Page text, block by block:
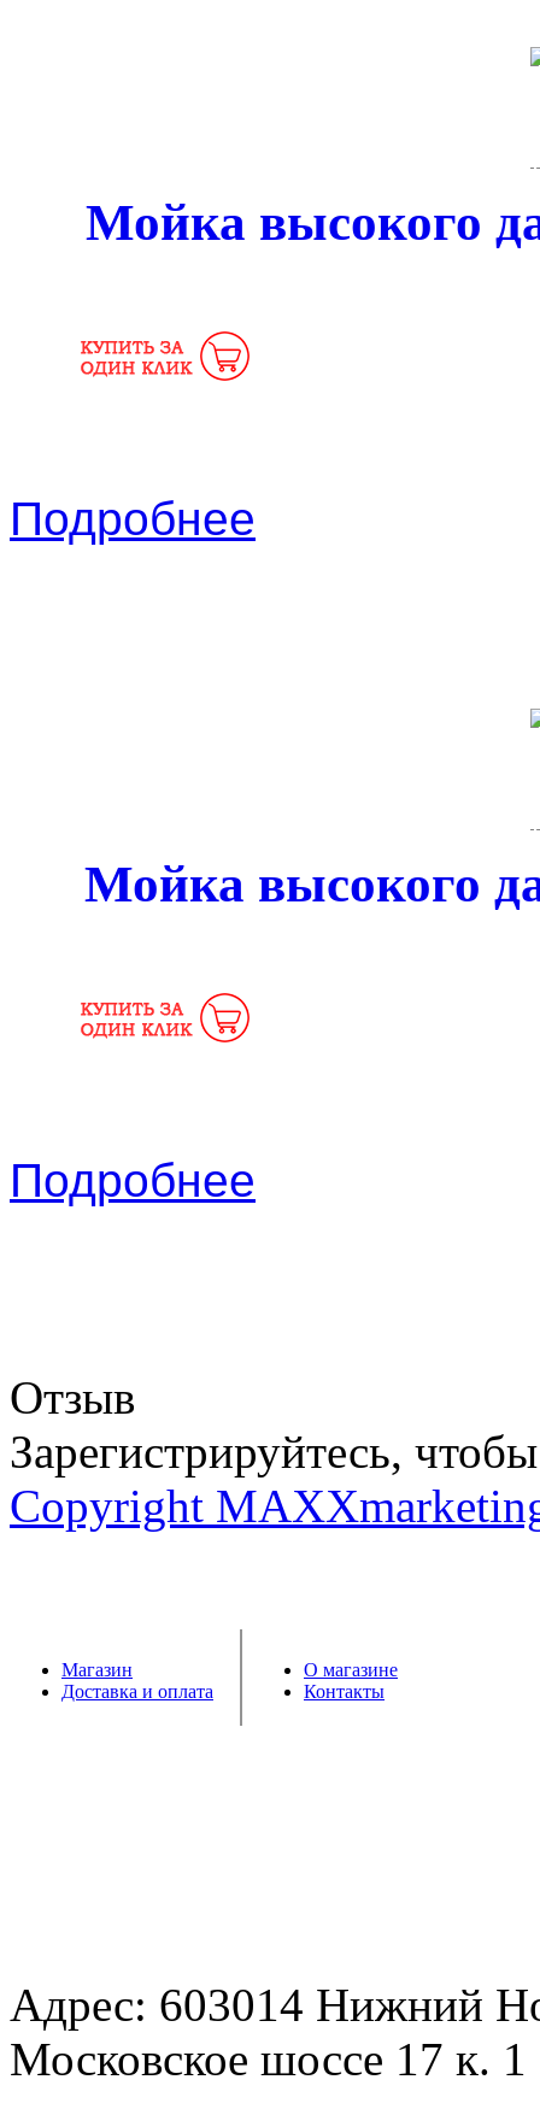
Мойка высокого
Подробнее
Мойка высокого
Подробнее
Отзыв
Зарегистрируйтесь,
Copyright
Магазин
Доставка и оплата
О магазине
Контакты
Адрес: 603014 Нижний
Московское шоссе 17 к.